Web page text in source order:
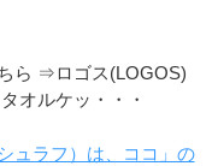
ら ⇒ロゴス(LOGOS)
オルケッ・・・
ュラフ）は、ココ」の